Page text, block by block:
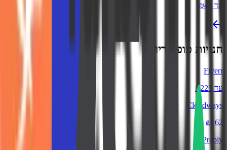
עד ₪43
חנויות פופולריות
Fiverr
עד ₪225
Cloudways
₪162
Preply